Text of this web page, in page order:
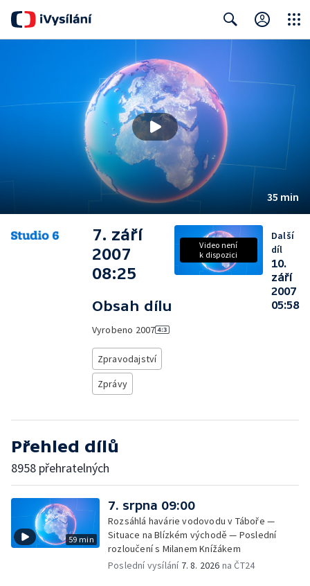
35 min
7. září
2007
08:25
Obsah dílu
Vyrobeno 2007
Zpravodajství
Zprávy
Video není
k dispozici
Další
díl
10.
září
2007
05:58
Přehled dílů
8958 přehratelných
59 min
7. srpna 09:00
Rozsáhlá havárie vodovodu v Táboře —
Situace na Blízkém východě — Poslední
rozloučení s Milanem Knížákem
Poslední vysílání 7. 8. 2026 na ČT24